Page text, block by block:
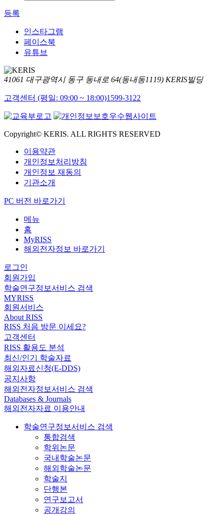
등록
인스타그램
페이스북
유튜브
41061 대구광역시 동구 동내로 64(동내동1119) KERIS빌딩
고객센터 (평일: 09:00 ~ 18:00)1599-3122
Copyright© KERIS. ALL RIGHTS RESERVED
이용약관
개인정보처리방침
개인정보 재동의
기관소개
PC 버전 바로가기
메뉴
홈
MyRISS
해외전자정보 바로가기
로그인
회원가입
학술연구정보서비스 검색
MYRISS
회원서비스
About RISS
RISS 처음 방문 이세요?
고객센터
RISS 활용도 분석
최신/인기 학술자료
해외자료신청(E-DDS)
공지사항
해외전자정보서비스 검색
Databases & Journals
해외전자자료 이용안내
학술연구정보서비스 검색
통합검색
학위논문
국내학술논문
해외학술논문
학술지
단행본
연구보고서
공개강의